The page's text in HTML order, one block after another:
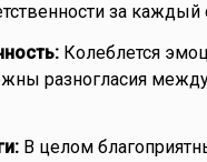
за каждый
Колеблется
разногласия
В целом